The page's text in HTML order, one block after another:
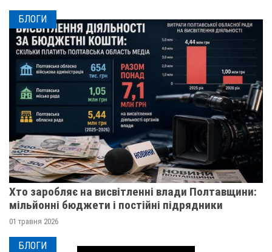
БЛОГИ
Хто заробляє на висвітленні влади Полтавщини:
мільйонні бюджети і постійні підрядники
01 травня 2026
БЛОГИ